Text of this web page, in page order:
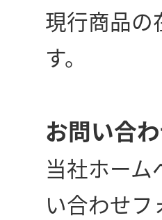
現行商品の
す。
お問い合
当社ホー
い合わせフ